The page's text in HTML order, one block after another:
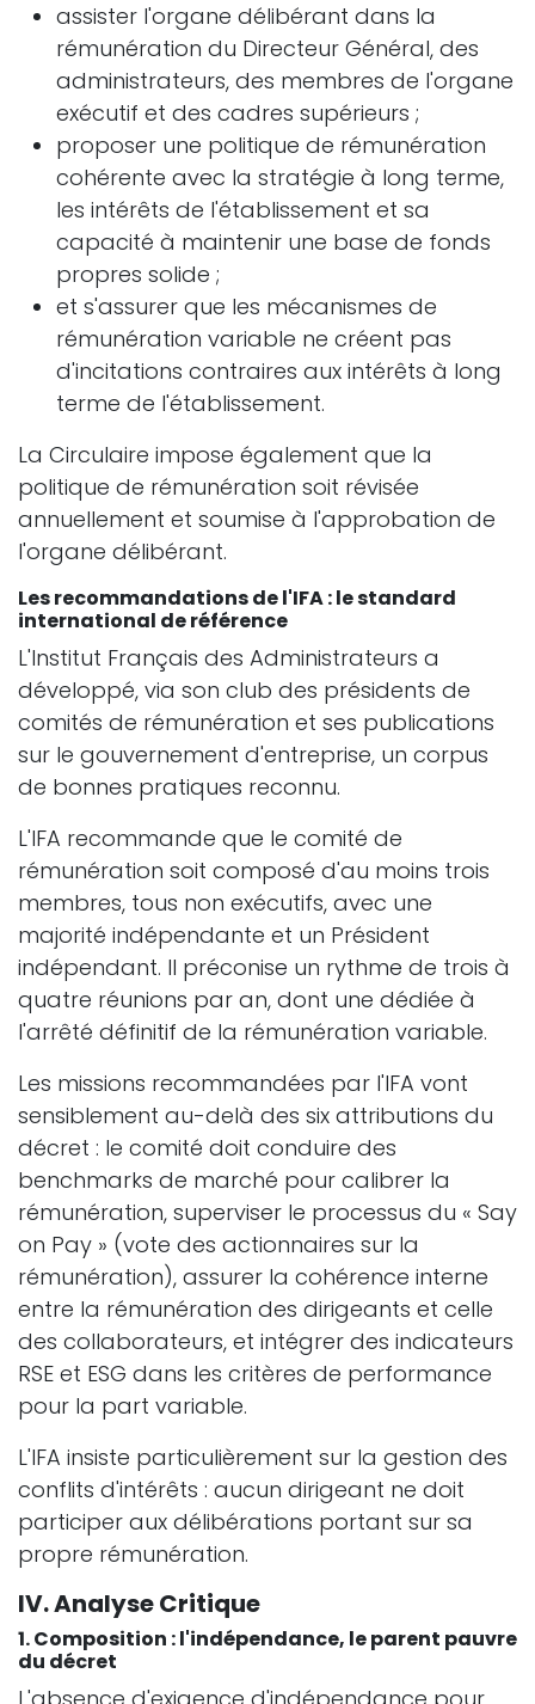
assister l'organe délibérant dans la
rémunération du Directeur Général, des
administrateurs, des membres de l'organe
exécutif et des cadres supérieurs ;
proposer une politique de rémunération
cohérente avec la stratégie à long terme,
les intérêts de l'établissement et sa
capacité à maintenir une base de fonds
propres solide ;
et s'assurer que les mécanismes de
rémunération variable ne créent pas
d'incitations contraires aux intérêts à long
terme de l'établissement.
La Circulaire impose également que la
politique de rémunération soit révisée
annuellement et soumise à l'approbation de
l'organe délibérant.
Les recommandations de l'IFA : le standard
international de référence
L'Institut Français des Administrateurs a
développé, via son club des présidents de
comités de rémunération et ses publications
sur le gouvernement d'entreprise, un corpus
de bonnes pratiques reconnu.
L'IFA recommande que le comité de
rémunération soit composé d'au moins trois
membres, tous non exécutifs, avec une
majorité indépendante et un Président
indépendant. Il préconise un rythme de trois à
quatre réunions par an, dont une dédiée à
l'arrêté définitif de la rémunération variable.
Les missions recommandées par l'IFA vont
sensiblement au-delà des six attributions du
décret : le comité doit conduire des
benchmarks de marché pour calibrer la
rémunération, superviser le processus du « Say
on Pay » (vote des actionnaires sur la
rémunération), assurer la cohérence interne
entre la rémunération des dirigeants et celle
des collaborateurs, et intégrer des indicateurs
RSE et ESG dans les critères de performance
pour la part variable.
L'IFA insiste particulièrement sur la gestion des
conflits d'intérêts : aucun dirigeant ne doit
participer aux délibérations portant sur sa
propre rémunération.
IV. Analyse Critique
1. Composition : l'indépendance, le parent pauvre
du décret